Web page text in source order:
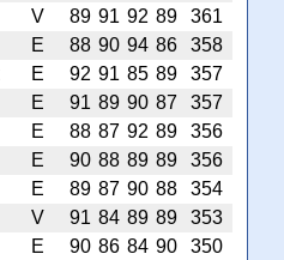
V 89 91 92 89
361
E 88 90 94 86
358
E 92 91 85 89
357
E 91 89 90 87
357
E 88 87 92 89
356
E 90 88 89 89
356
E 89 87 90 88
354
V 91 84 89 89
353
E 90 86 84 90 350